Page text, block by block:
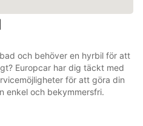
och behöver en hyrbil för att
Europcar har dig täckt med
för att göra din
enkel och bekymmersfri.